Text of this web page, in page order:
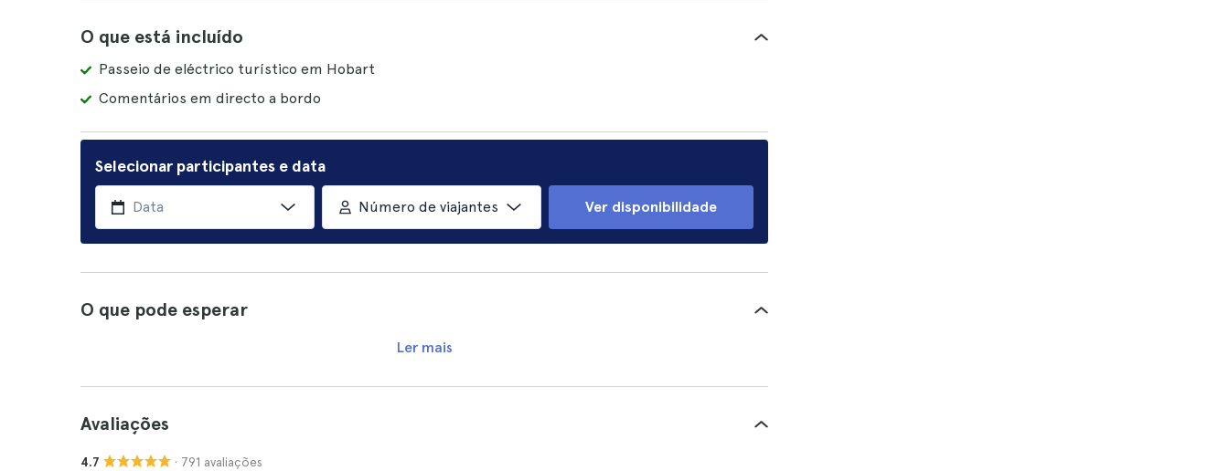
O que está incluído
Passeio de eléctrico turístico em Hobart
Comentários em directo a bordo
Selecionar participantes e data
Número de viajantes Ver disponibilidade
O que pode esperar
Ler mais
Avaliações
4.7 · 791 avaliações